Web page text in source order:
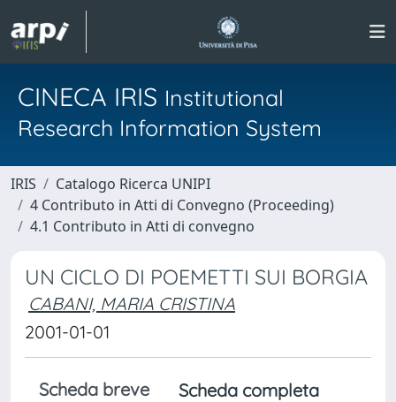
CINECA IRIS Institutional
Research Information System
IRIS
Catalogo Ricerca UNIPI
4 Contributo in Atti di Convegno (Proceeding)
4.1 Contributo in Atti di convegno
UN CICLO DI POEMETTI SUI BORGIA
CABANI, MARIA CRISTINA
2001-01-01
Scheda breve
Scheda completa